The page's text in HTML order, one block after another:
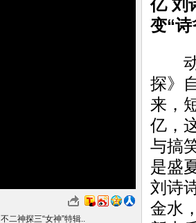
不二神探三“女神”特辑..
亿 刘
变“诗
动
探》
来，
亿，
与搞
是盛
刘诗
金水